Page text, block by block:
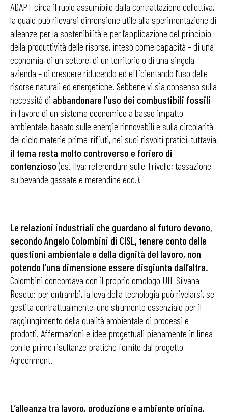
ADAPT circa il ruolo assumibile dalla contrattazione collettiva,
la quale può rilevarsi dimensione utile alla sperimentazione di
alleanze per la sostenibilità e per l’applicazione del principio
della produttività delle risorse, inteso come capacità – di una
economia, di un settore, di un territorio o di una singola
azienda – di crescere riducendo ed efficientando l’uso delle
risorse naturali ed energetiche. Sebbene vi sia consenso sulla
necessità di abbandonare l’uso dei combustibili fossili
in favore di un sistema economico a basso impatto
ambientale, basato sulle energie rinnovabili e sulla circolarità
del ciclo materie prime-rifiuti, nei suoi risvolti pratici, tuttavia,
il tema resta molto controverso e foriero di
contenzioso(es. Ilva; referendum sulle Trivelle; tassazione
su bevande gassate e merendine ecc.).
Le relazioni industriali che guardano al futuro devono,
secondo Angelo Colombini di CISL, tenere conto delle
questioni ambientale e della dignità del lavoro, non
potendo l’una dimensione essere disgiunta dall’altra.
Colombini concordava con il proprio omologo UIL Silvana
Roseto: per entrambi, la leva della tecnologia può rivelarsi, se
gestita contrattualmente, uno strumento essenziale per il
raggiungimento della qualità ambientale di processi e
prodotti. Affermazioni e idee progettuali pienamente in linea
con le prime risultanze pratiche fornite dal progetto
Agreenment.
L’alleanza tra lavoro, produzione e ambiente origina,